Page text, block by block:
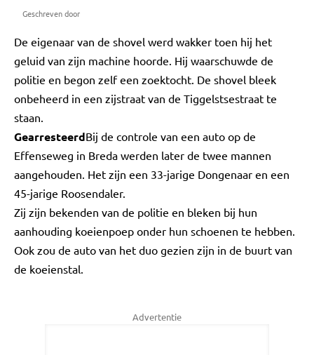
Geschreven door
De eigenaar van de shovel werd wakker toen hij het
geluid van zijn machine hoorde. Hij waarschuwde de
politie en begon zelf een zoektocht. De shovel bleek
onbeheerd in een zijstraat van de Tiggelstsestraat te
staan.
GearresteerdBij de controle van een auto op de
Effenseweg in Breda werden later de twee mannen
aangehouden. Het zijn een 33-jarige Dongenaar en een
45-jarige Roosendaler.
Zij zijn bekenden van de politie en bleken bij hun
aanhouding koeienpoep onder hun schoenen te hebben.
Ook zou de auto van het duo gezien zijn in de buurt van
de koeienstal.
Advertentie